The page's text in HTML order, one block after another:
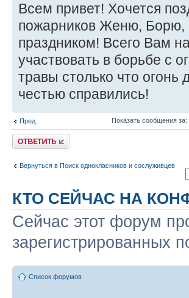
Всем привет! Хочется
пожарников Женю, Борю,
праздником! Всего Вам
участвовать в борьбе с
травы столько что
честью справились!
Пред. Показать сообщения за:
Ответить
Вернуться в Поиск однокласников и сослуживцев
КТО СЕЙЧАС НА
Сейчас этот форум
зарегистрированных
Список форумов